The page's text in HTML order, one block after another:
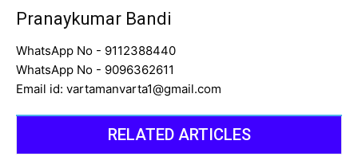
Pranaykumar Bandi
WhatsApp No - 9112388440
WhatsApp No - 9096362611
Email id: vartamanvarta1@gmail.com
RELATED ARTICLES